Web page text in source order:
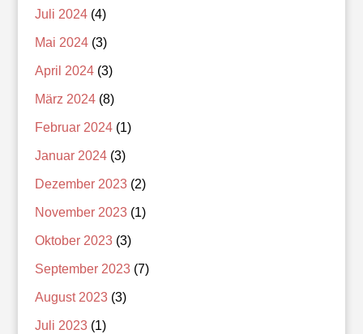
Juli 2024(4)
Mai 2024(3)
April 2024(3)
März 2024(8)
Februar 2024(1)
Januar 2024(3)
Dezember 2023(2)
November 2023(1)
Oktober 2023(3)
September 2023(7)
August 2023(3)
Juli 2023(1)